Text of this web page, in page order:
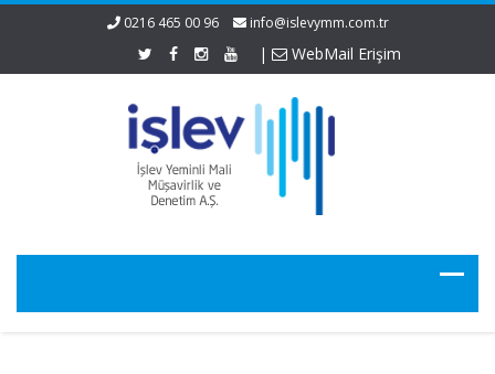
0216 465 00 96 info@islevymm.com.tr
| WebMail Erişim